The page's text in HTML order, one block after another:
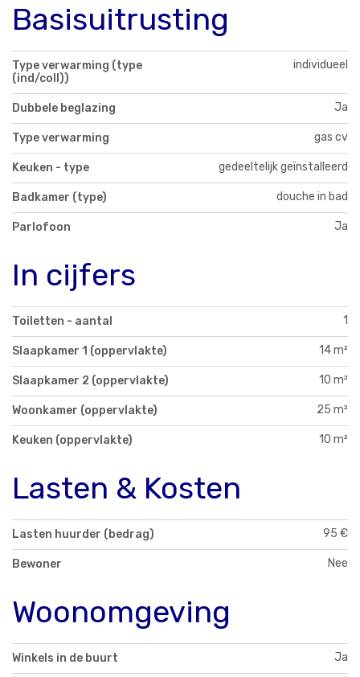
Basisuitrusting
Type verwarming (type
(ind/coll))
individueel
Dubbele beglazing Ja
Type verwarming gas cv
Keuken - type gedeeltelijk geïnstalleerd
Badkamer (type) douche in bad
Parlofoon Ja
In cijfers
Toiletten - aantal 1
Slaapkamer 1 (oppervlakte) 14 m²
Slaapkamer 2 (oppervlakte) 10 m²
Woonkamer (oppervlakte) 25 m²
Keuken (oppervlakte) 10 m²
Lasten & Kosten
Lasten huurder (bedrag) 95 €
Bewoner Nee
Woonomgeving
Winkels in de buurt Ja